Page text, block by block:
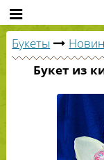
Букеты
Букет из